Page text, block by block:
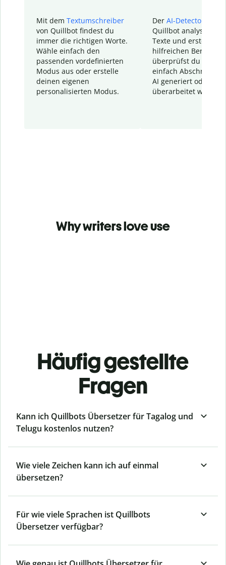
Mit dem Textumschreiber
von Quillbot findest du
immer die richtigen Worte.
Wähle einfach den
passenden vordefinierten
Modus aus oder erstelle
deinen eigenen
personalisierten Modus.
Der AI-Detector
Quillbot analysiert
Texte und erstellt
hilfreichen Bericht.
überprüfst du
einfach Abschnitte,
AI generiert oder
überarbeitet wurden.
Why writers love use
Häufig gestellte
Fragen
Kann ich Quillbots Übersetzer für Tagalog und
Telugu kostenlos nutzen?
Wie viele Zeichen kann ich auf einmal
übersetzen?
Für wie viele Sprachen ist Quillbots
Übersetzer verfügbar?